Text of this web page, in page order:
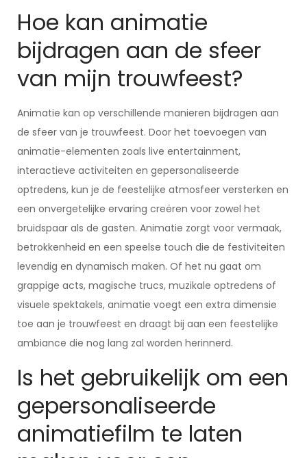
Hoe kan animatie
bijdragen aan de sfeer
van mijn trouwfeest?
Animatie kan op verschillende manieren bijdragen aan
de sfeer van je trouwfeest. Door het toevoegen van
animatie-elementen zoals live entertainment,
interactieve activiteiten en gepersonaliseerde
optredens, kun je de feestelijke atmosfeer versterken en
een onvergetelijke ervaring creëren voor zowel het
bruidspaar als de gasten. Animatie zorgt voor vermaak,
betrokkenheid en een speelse touch die de festiviteiten
levendig en dynamisch maken. Of het nu gaat om
grappige acts, magische trucs, muzikale optredens of
visuele spektakels, animatie voegt een extra dimensie
toe aan je trouwfeest en draagt bij aan een feestelijke
ambiance die nog lang zal worden herinnerd.
Is het gebruikelijk om een
gepersonaliseerde
animatiefilm te laten